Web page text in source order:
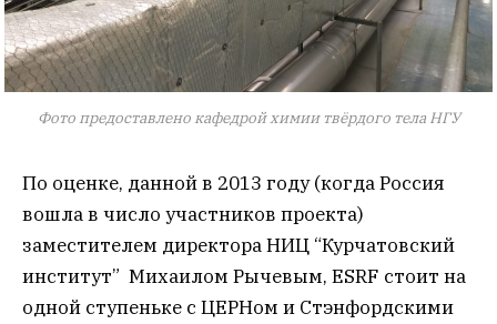
Фото предоставлено кафедрой химии твёрдого тела НГУ
По оценке, данной в 2013 году (когда Россия
вошла в число участников проекта)
заместителем директора НИЦ “Курчатовский
институт” Михаилом Рычевым, ESRF стоит на
одной ступеньке с ЦЕРНом и Стэнфордскими